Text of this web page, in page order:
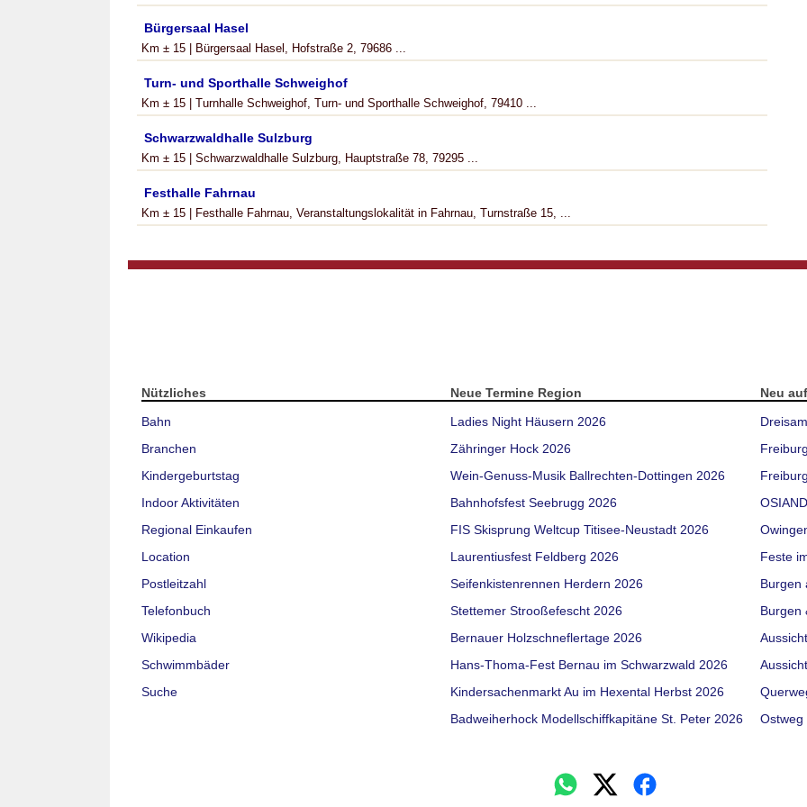
Bürgersaal Hasel
Km ± 15 | Bürgersaal Hasel, Hofstraße 2, 79686 ...
Turn- und Sporthalle Schweighof
Km ± 15 | Turnhalle Schweighof, Turn- und Sporthalle Schweighof, 79410 ...
Schwarzwaldhalle Sulzburg
Km ± 15 | Schwarzwaldhalle Sulzburg, Hauptstraße 78, 79295 ...
Festhalle Fahrnau
Km ± 15 | Festhalle Fahrnau, Veranstaltungslokalität in Fahrnau, Turnstraße 15, ...
Nützliches
Bahn
Branchen
Kindergeburtstag
Indoor Aktivitäten
Regional Einkaufen
Location
Postleitzahl
Telefonbuch
Wikipedia
Schwimmbäder
Suche
Neue Termine Region
Ladies Night Häusern 2026
Zähringer Hock 2026
Wein-Genuss-Musik Ballrechten-Dottingen 2026
Bahnhofsfest Seebrugg 2026
FIS Skisprung Weltcup Titisee-Neustadt 2026
Laurentiusfest Feldberg 2026
Seifenkistenrennen Herdern 2026
Stettemer Strooßefescht 2026
Bernauer Holzschneflertage 2026
Hans-Thoma-Fest Bernau im Schwarzwald 2026
Kindersachenmarkt Au im Hexental Herbst 2026
Badweiherhock Modellschiffkapitäne St. Peter 2026
Neu
Feste
Burgen
Burgen
Ostweg